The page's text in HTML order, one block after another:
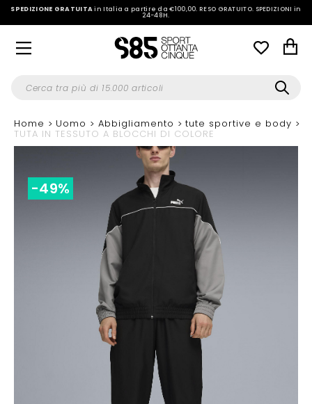
SPEDIZIONE GRATUITAin Italia a partire da €100,00.RESO GRATUITO. SPEDIZIONI in
24-48H.
Home Uomo Abbigliamento tute sportive e body
TUTA IN TESSUTO A BLOCCHI DI COLORE
-49%